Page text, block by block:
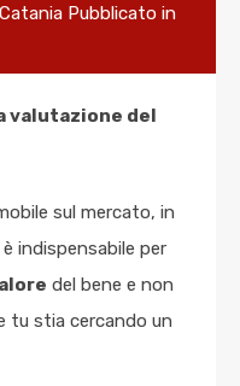
Pubblicato in
valutazione del
sul mercato, in
indispensabile per
del bene e non
tu stia cercando un